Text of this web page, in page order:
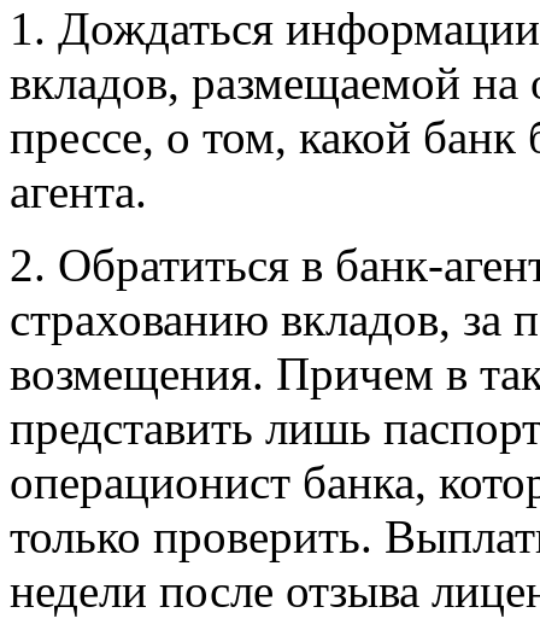
1. Дождаться
вкладов, размещаемой
прессе, о том, какой банк
агента.
2. Обратиться в банк-
страхованию вкладов, за
возмещения. Причем в
представить лишь
операционист банка,
только проверить.
недели после отзыва